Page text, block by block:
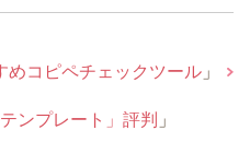
めコピペチェックツール 」
ンプレート」評判 」